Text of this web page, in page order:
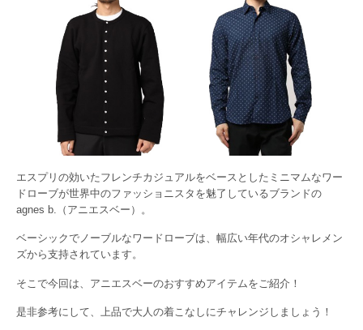
エスプリの効いたフレンチカジュアルをベースとしたミニマムなワー
ドローブが世界中のファッショニスタを魅了しているブランドの
agnes b.（アニエスベー）。
ベーシックでノーブルなワードローブは、幅広い年代のオシャレメン
ズから支持されています。
そこで今回は、アニエスベーのおすすめアイテムをご紹介！
是非参考にして、上品で大人の着こなしにチャレンジしましょう！